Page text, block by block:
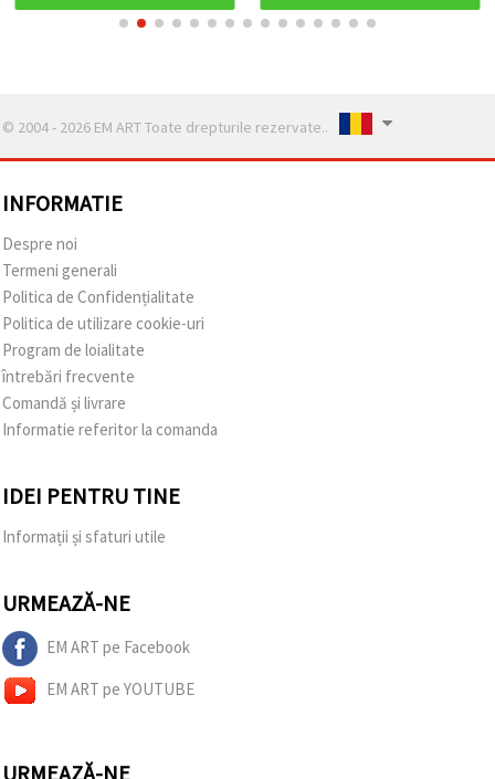
© 2004 - 2026 EM ART Toate drepturile rezervate..
INFORMATIE
Despre noi
Termeni generali
Politica de Confidențialitate
Politica de utilizare cookie-uri
Program de loialitate
întrebări frecvente
Comandă și livrare
Informatie referitor la comanda
IDEI PENTRU TINE
Informații și sfaturi utile
URMEAZĂ-NE
EM ART pe Facebook
EM ART pe YOUTUBE
URMEAZĂ-NE